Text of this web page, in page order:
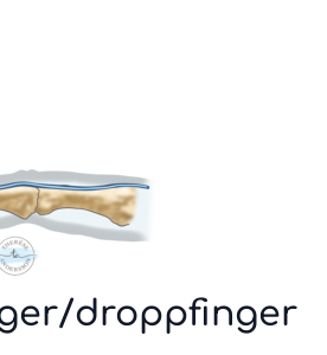
droppfinger